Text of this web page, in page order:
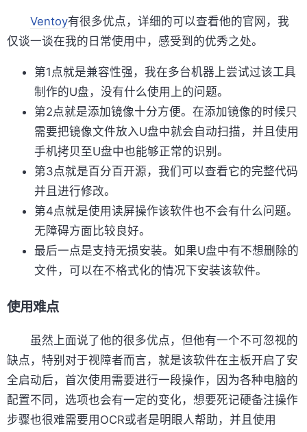
Ventoy有很多优点，详细的可以查看他的官网，我
仅谈一谈在我的日常使用中，感受到的优秀之处。
第1点就是兼容性强，我在多台机器上尝试过该工具
制作的U盘，没有什么使用上的问题。
第2点就是添加镜像十分方便。在添加镜像的时候只
需要把镜像文件放入U盘中就会自动扫描，并且使用
手机拷贝至U盘中也能够正常的识别。
第3点就是百分百开源，我们可以查看它的完整代码
并且进行修改。
第4点就是使用读屏操作该软件也不会有什么问题。
无障碍方面比较良好。
最后一点是支持无损安装。如果U盘中有不想删除的
文件，可以在不格式化的情况下安装该软件。
使用难点
虽然上面说了他的很多优点，但他有一个不可忽视的
缺点，特别对于视障者而言，就是该软件在主板开启了安
全启动后，首次使用需要进行一段操作，因为各种电脑的
配置不同，选项也会有一定的变化，想要死记硬备注操作
步骤也很难需要用OCR或者是明眼人帮助，并且使用